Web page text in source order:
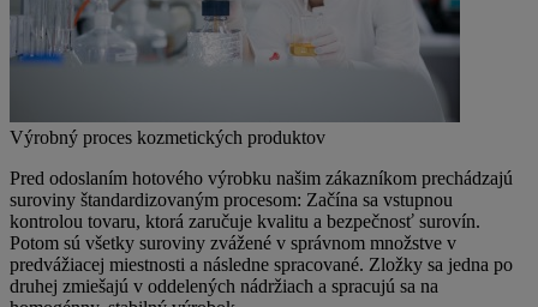
Výrobný proces kozmetických produktov
Pred odoslaním hotového výrobku našim zákazníkom prechádzajú
suroviny štandardizovaným procesom: Začína sa vstupnou
kontrolou tovaru, ktorá zaručuje kvalitu a bezpečnosť surovín.
Potom sú všetky suroviny zvážené v správnom množstve v
predvážiacej miestnosti a následne spracované. Zložky sa jedna po
druhej zmiešajú v oddelených nádržiach a spracujú sa na